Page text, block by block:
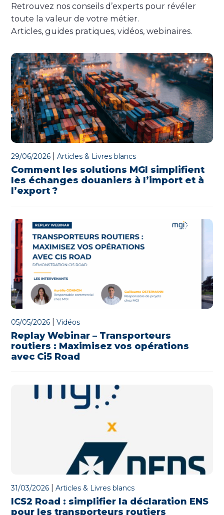
Retrouvez nos conseils d’experts pour révéler
toute la valeur de votre métier.
Articles, guides pratiques, vidéos, webinaires.
Comment les solutions MGI simplifient
les échanges douaniers à l’import et à
l’export ?
29/06/2026 | Articles & Livres blancs
Replay Webinar – Transporteurs
routiers : Maximisez vos opérations
avec Ci5 Road
05/05/2026 | Vidéos
ICS2 Road : simplifier la déclaration ENS
pour les transporteurs routiers
31/03/2026 | Articles & Livres blancs